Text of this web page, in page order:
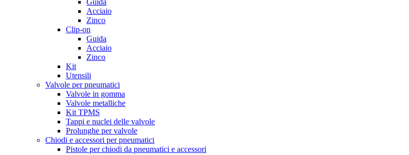
Guida
Acciaio
Zinco
Clip-on
Guida
Acciaio
Zinco
Kit
Utensili
Valvole per pneumatici
Valvole in gomma
Valvole metalliche
Kit TPMS
Tappi e nuclei delle valvole
Prolunghe per valvole
Chiodi e accessori per pneumatici
Pistole per chiodi da pneumatici e accessori